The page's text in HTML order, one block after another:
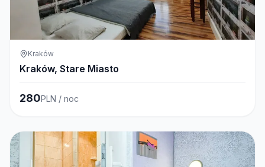
Kraków
Kraków, Stare Miasto
280PLN / noc